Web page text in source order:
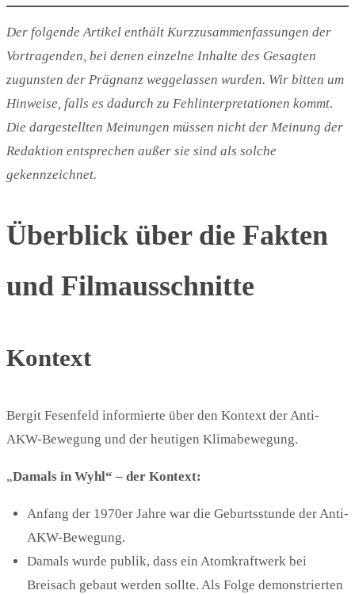
Der folgende Artikel enthält Kurzzusammenfassungen der
Vortragenden, bei denen einzelne Inhalte des Gesagten
zugunsten der Prägnanz weggelassen wurden. Wir bitten um
Hinweise, falls es dadurch zu Fehlinterpretationen kommt.
Die dargestellten Meinungen müssen nicht der Meinung der
Redaktion entsprechen außer sie sind als solche
gekennzeichnet.
Überblick über die Fakten
und Filmausschnitte
Kontext
Bergit Fesenfeld informierte über den Kontext der Anti-
AKW-Bewegung und der heutigen Klimabewegung.
„Damals in Wyhl“ – der Kontext:
Anfang der 1970er Jahre war die Geburtsstunde der Anti-
AKW-Bewegung.
Damals wurde publik, dass ein Atomkraftwerk bei
Breisach gebaut werden sollte. Als Folge demonstrierten